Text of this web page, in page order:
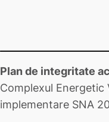
Plan de integritate
Complexul Energetic
implementare SNA